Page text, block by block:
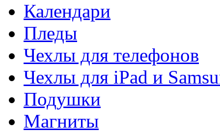
Календари
Пледы
Чехлы для телефонов
Чехлы для iPad и
Подушки
Магниты